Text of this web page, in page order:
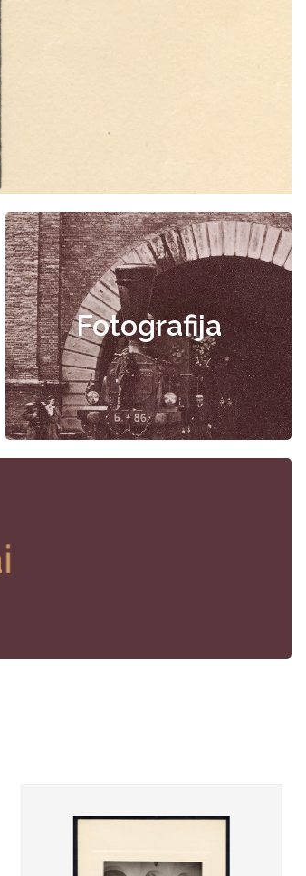
Fotografija